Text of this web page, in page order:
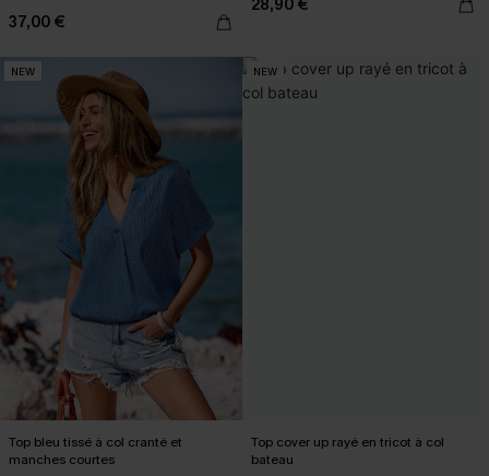
37,00 €
28,90 €
NEW
Top bleu tissé à col cranté et
manches courtes
NEW
Top cover up rayé en tricot à col
bateau